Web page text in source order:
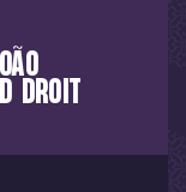
DROIT